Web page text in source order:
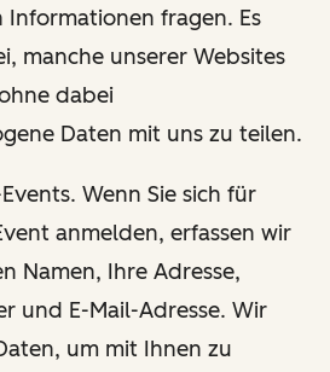
Informationen fragen. Es
manche unserer Websites
dabei
Daten mit uns zu teilen.
Wenn Sie sich für
anmelden, erfassen wir
Namen, Ihre Adresse,
und E-Mail-Adresse. Wir
um mit Ihnen zu